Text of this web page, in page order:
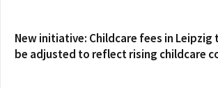
New initiative: Childcare fees in Leipzig
be adjusted to reflect rising childcare